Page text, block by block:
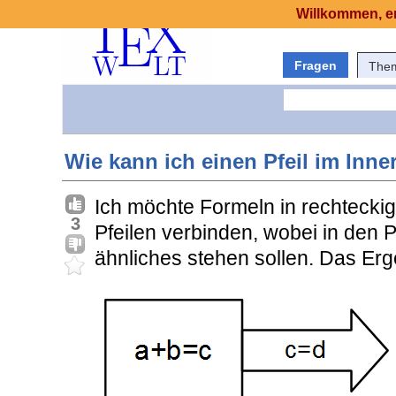
Fragen
Wie kann ich einen Pfeil im
3
Ich möchte Formeln in
Pfeilen verbinden, wobei in den
ähnliches stehen sollen. Das
Willkommen,